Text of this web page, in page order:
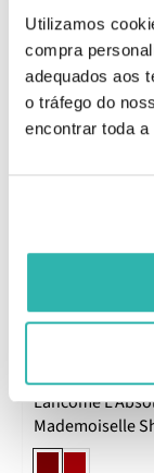
Utilizamos
compra
adequados aos
o tráfego do
encontrar toda
Polyglyceryl-4
Dimethicone,
Hectorite, Rosa
EAN: 3614273074735
Lancôme
Mademoiselle
Shine Declaration